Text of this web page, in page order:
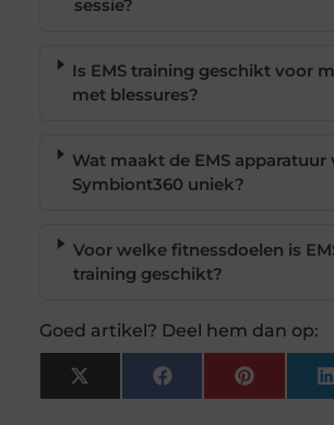
sessie?
Is EMS training geschikt voor
met blessures?
Wat maakt de EMS apparatuur
Symbiont360 uniek?
Voor welke fitnessdoelen is
training geschikt?
Goed artikel? Deel hem dan op:
X
(Twitter)
FacebookPinterest